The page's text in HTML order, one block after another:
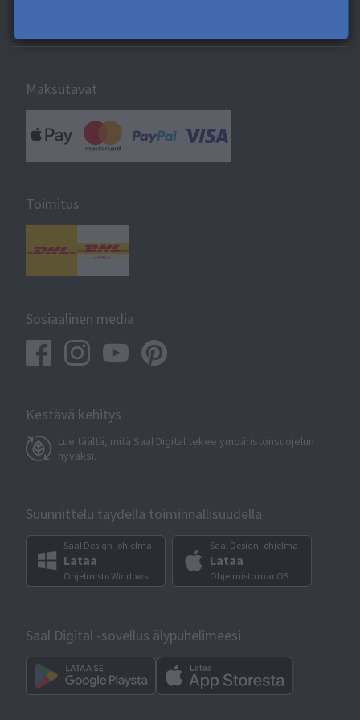
Maksutavat
Toimitus
Sosiaalinen media
Kestävä kehitys
Lue täältä, mitä Saal Digital tekee ympäristönsuojelun
hyväksi.
Suunnittelu täydellä toiminnallisuudella
Saal Design -ohjelma
Lataa
Ohjelmisto Windows
Saal Design -ohjelma
Lataa
Ohjelmisto macOS
Saal Digital -sovellus älypuhelimeesi